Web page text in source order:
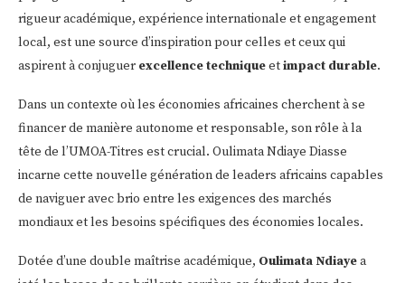
rigueur académique, expérience internationale et engagement
local, est une source d’inspiration pour celles et ceux qui
aspirent à conjuguer excellence techniqueetimpact durable.
Dans un contexte où les économies africaines cherchent à se
financer de manière autonome et responsable, son rôle à la
tête de l’UMOA-Titres est crucial. Oulimata Ndiaye Diasse
incarne cette nouvelle génération de leaders africains capables
de naviguer avec brio entre les exigences des marchés
mondiaux et les besoins spécifiques des économies locales.
Dotée d’une double maîtrise académique, Oulimata Ndiayea